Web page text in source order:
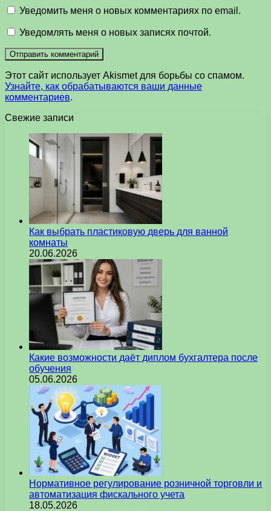
Уведомить меня о новых комментариях по email.
Уведомлять меня о новых записях почтой.
Этот сайт использует Akismet для борьбы со спамом.
Узнайте, как обрабатываются ваши данные
комментариев.
Свежие записи
Как выбрать пластиковую дверь для ванной
комнаты
20.06.2026
Какие возможности даёт диплом бухгалтера после
обучения
05.06.2026
Нормативное регулирование розничной торговли и
автоматизация фискального учета
18.05.2026